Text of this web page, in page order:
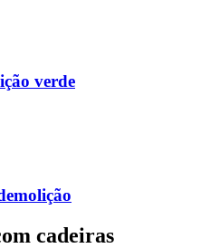
verde
cadeiras